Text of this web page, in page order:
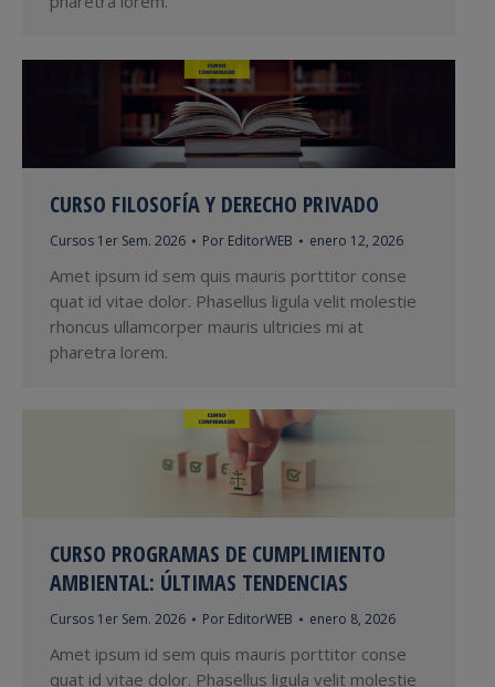
CURSO FILOSOFÍA Y DERECHO PRIVADO
Cursos 1er Sem. 2026 Por EditorWEB enero 12, 2026
Amet ipsum id sem quis mauris porttitor conse
quat id vitae dolor. Phasellus ligula velit molestie
rhoncus ullamcorper mauris ultricies mi at
pharetra lorem.
CURSO PROGRAMAS DE CUMPLIMIENTO
AMBIENTAL: ÚLTIMAS TENDENCIAS
Cursos 1er Sem. 2026 Por EditorWEB enero 8, 2026
Amet ipsum id sem quis mauris porttitor conse
quat id vitae dolor. Phasellus ligula velit molestie